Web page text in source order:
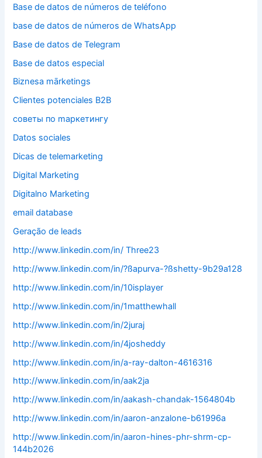
Base de datos de números de teléfono
base de datos de números de WhatsApp
Base de datos de Telegram
Base de datos especial
Biznesa mārketings
Clientes potenciales B2B
cоветы по mаркетингу
Datos sociales
Dicas de telemarketing
Digital Marketing
Digitalno Marketing
email database
Geração de leads
http://www.linkedin.com/in/ Three23
http://www.linkedin.com/in/?ßapurva-?ßshetty-9b29a128
http://www.linkedin.com/in/10isplayer
http://www.linkedin.com/in/1matthewhall
http://www.linkedin.com/in/2juraj
http://www.linkedin.com/in/4josheddy
http://www.linkedin.com/in/a-ray-dalton-4616316
http://www.linkedin.com/in/aak2ja
http://www.linkedin.com/in/aakash-chandak-1564804b
http://www.linkedin.com/in/aaron-anzalone-b61996a
http://www.linkedin.com/in/aaron-hines-phr-shrm-cp-
144b2026